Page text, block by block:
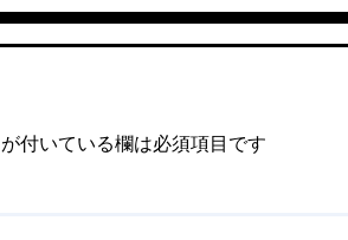
が付いている欄は必須項目です